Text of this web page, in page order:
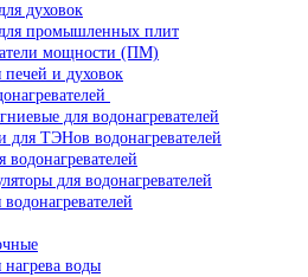
духовок
промышленных плит
мощности (ПМ)
печей и духовок
для водонагревателей
для ТЭНов водонагревателей
водонагревателей
для водонагревателей
воды